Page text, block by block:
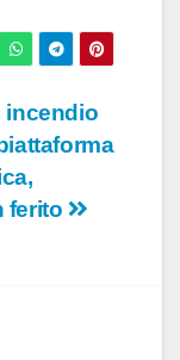
incendio
ferito